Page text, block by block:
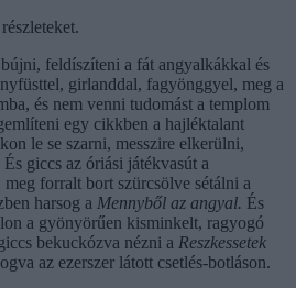
feldíszíteni a fát angyalkákkal és
girlanddal, fagyönggyel, meg a
és nem venni tudomást a templom
egy cikkben a hajléktalant
le se szarni, messzire elkerülni,
giccs az óriási játékvasút a
forralt bort szürcsölve sétálni a
harsog a Mennyből az angyal. És
a gyönyörűen kisminkelt, ragyogó
bekuckózva nézni a Reszkessetek
az ezerszer látott csetlés-botláson.